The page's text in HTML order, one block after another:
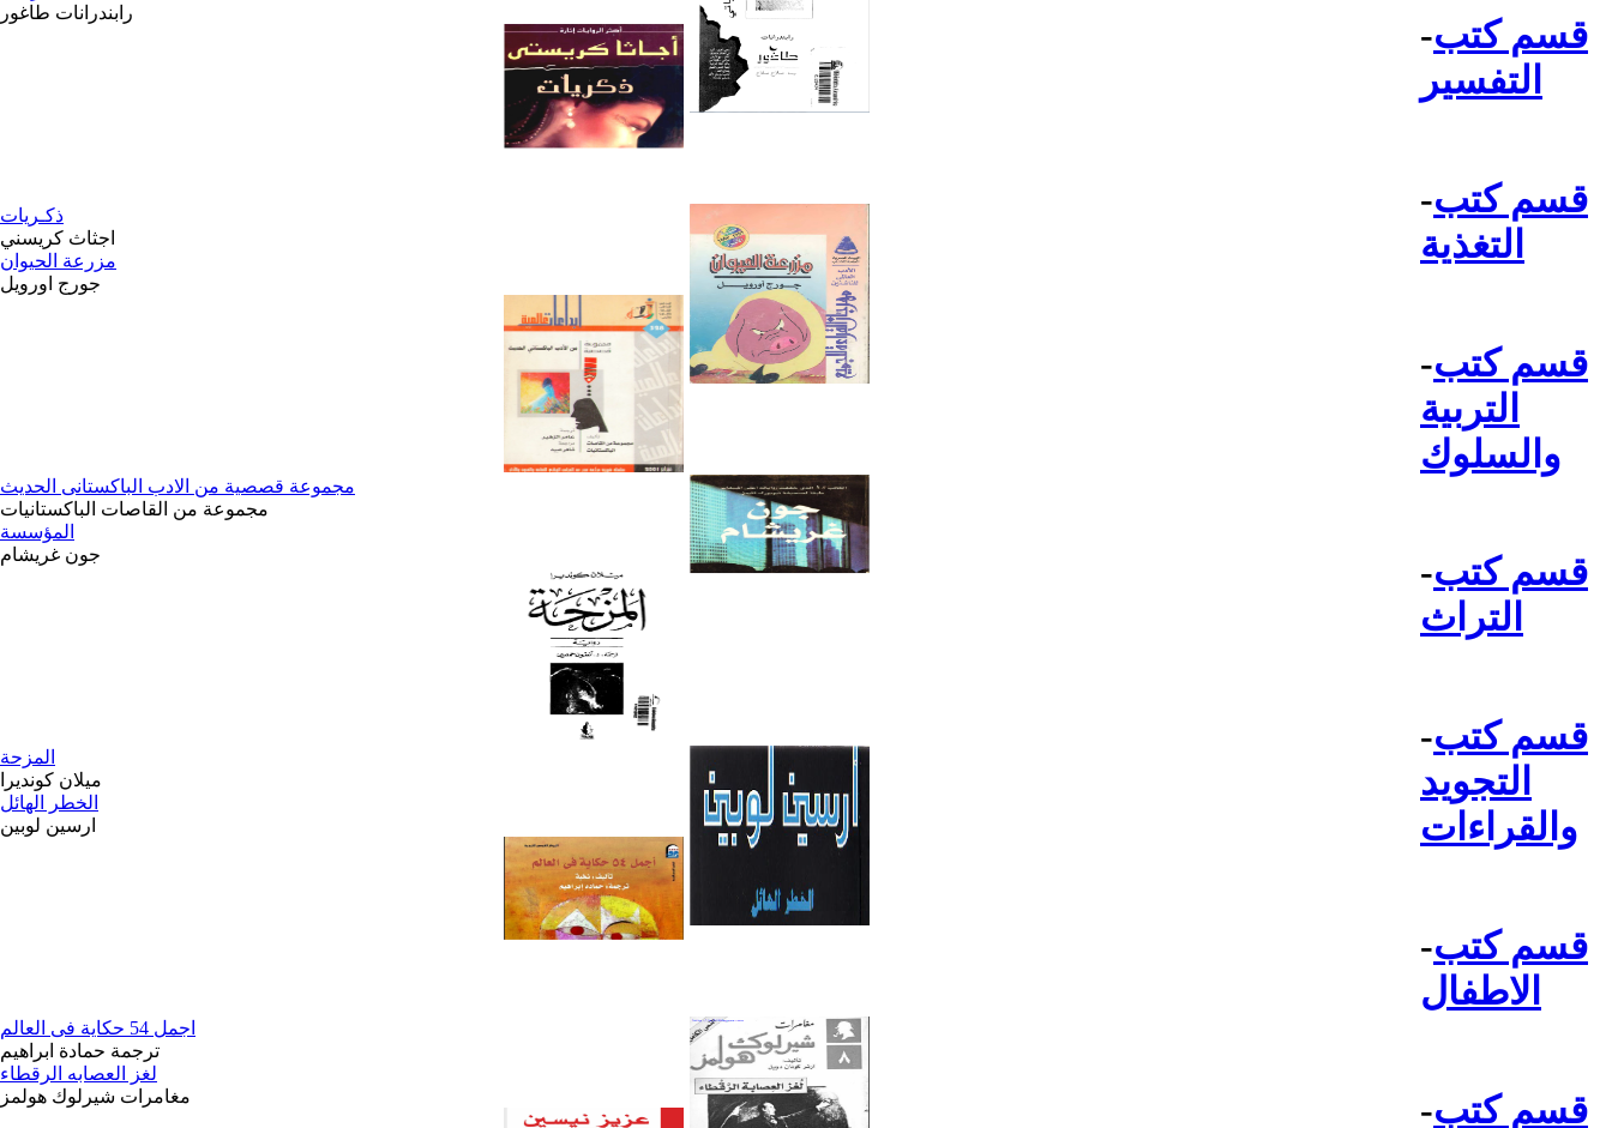
-قسم كتب
التفسير
-قسم كتب
التغذية
-قسم كتب
التربية
والسلوك
-قسم كتب
التراث
-قسم كتب
التجويد
والقراءات
-قسم كتب
الاطفال
-قسم كتب
رابندرانات طاغور
ذكـريات
اجثاث كريسني
مزرعة الحيوان
جورج اورويل
مجموعة قصصية من الادب الباكستانى الحديث
مجموعة من القاصات الباكستانيات
المؤسسة
جون غريشام
المزحة
ميلان كونديرا
الخطر الهائل
ارسين لوبين
اجمل 54 حكاية فى العالم
ترجمة حمادة ابراهيم
لغز العصابه الرقطاء
مغامرات شيرلوك هولمز